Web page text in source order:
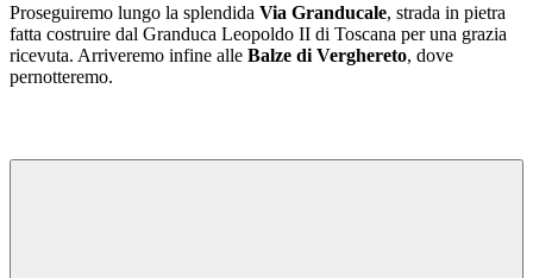
Proseguiremo lungo la splendida Via Granducale, strada in pietra
fatta costruire dal Granduca Leopoldo II di Toscana per una grazia
ricevuta. Arriveremo infine alle Balze di Verghereto, dove
pernotteremo.